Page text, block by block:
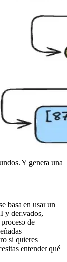
Y genera una
basa en usar un
y derivados,
de
si quieres
entender qué